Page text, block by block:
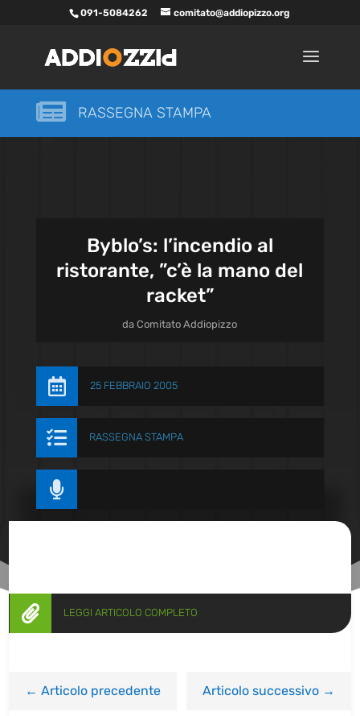
091-5084262 comitato@addiopizzo.org
 RASSEGNA STAMPA
Byblo’s: l’incendio al
ristorante, ”c’è la mano del
racket”
daComitato Addiopizzo
 25 FEBBRAIO 2005
 RASSEGNA STAMPA

 LEGGI ARTICOLO COMPLETO
←Articolo precedente Articolo successivo→